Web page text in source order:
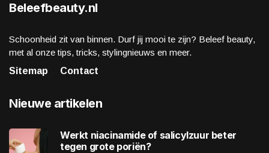
Beleefbeauty.nl
Schoonheid zit van binnen. Durf jij mooi te zijn? Beleef beauty,
met al onze tips, tricks, stylingnieuws en meer.
Sitemap
Contact
Nieuwe artikelen
Werkt niacinamide of salicylzuur beter
tegen grote poriën?